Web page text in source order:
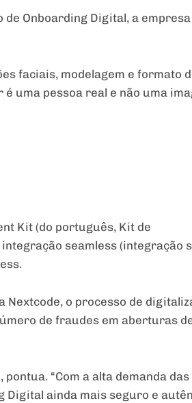
Onboarding Digital, a empresa
faciais, modelagem e formato
uma pessoa real e não uma
Kit (do português, Kit de
seamless (integração
Nextcode, o processo de
de fraudes em aberturas
“Com a alta demanda
Digital ainda mais seguro e